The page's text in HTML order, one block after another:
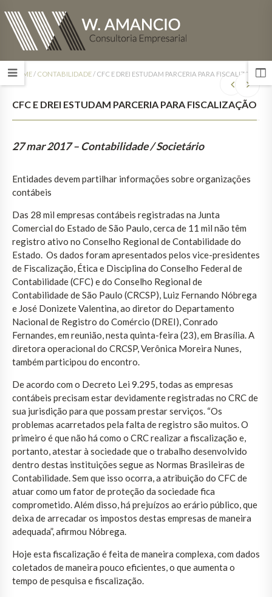
HOME/ CONTABILIDADE/ CFC E DREI ESTUDAM PARCERIA PARA FISCALIZAÇÃO
CFC E DREI ESTUDAM PARCERIA PARA FISCALIZAÇÃO
27 mar 2017 – Contabilidade / Societário
Entidades devem partilhar informações sobre organizações
contábeis
Das 28 mil empresas contábeis registradas na Junta
Comercial do Estado de São Paulo, cerca de 11 mil não têm
registro ativo no Conselho Regional de Contabilidade do
Estado. Os dados foram apresentados pelos vice-presidentes
de Fiscalização, Ética e Disciplina do Conselho Federal de
Contabilidade (CFC) e do Conselho Regional de
Contabilidade de São Paulo (CRCSP), Luiz Fernando Nóbrega
e José Donizete Valentina, ao diretor do Departamento
Nacional de Registro do Comércio (DREI), Conrado
Fernandes, em reunião, nesta quinta-feira (23), em Brasília. A
diretora operacional do CRCSP, Verônica Moreira Nunes,
também participou do encontro.
De acordo com o Decreto Lei 9.295, todas as empresas
contábeis precisam estar devidamente registradas no CRC de
sua jurisdição para que possam prestar serviços. “Os
problemas acarretados pela falta de registro são muitos. O
primeiro é que não há como o CRC realizar a fiscalização e,
portanto, atestar à sociedade que o trabalho desenvolvido
dentro destas instituições segue as Normas Brasileiras de
Contabilidade. Sem que isso ocorra, a atribuição do CFC de
atuar como um fator de proteção da sociedade fica
comprometido. Além disso, há prejuízos ao erário público, que
deixa de arrecadar os impostos destas empresas de maneira
adequada”, afirmou Nóbrega.
Hoje esta fiscalização é feita de maneira complexa, com dados
coletados de maneira pouco eficientes, o que aumenta o
tempo de pesquisa e fiscalização.